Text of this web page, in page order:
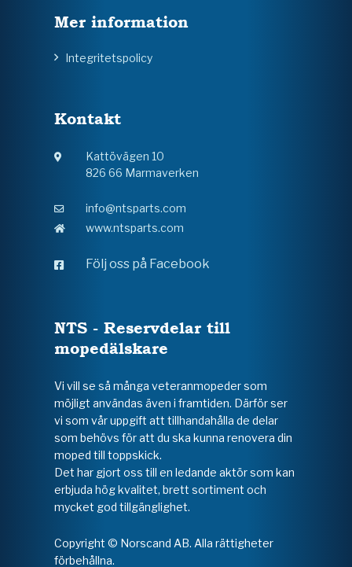
Mer information
Integritetspolicy
Kontakt
Kattövägen 10
826 66 Marmaverken
info@ntsparts.com
www.ntsparts.com
Följ oss på Facebook
NTS - Reservdelar till
mopedälskare
Vi vill se så många veteranmopeder som
möjligt användas även i framtiden. Därför ser
vi som vår uppgift att tillhandahålla de delar
som behövs för att du ska kunna renovera din
moped till toppskick.
Det har gjort oss till en ledande aktör som kan
erbjuda hög kvalitet, brett sortiment och
mycket god tillgänglighet.
Copyright © Norscand AB. Alla rättigheter
förbehållna.